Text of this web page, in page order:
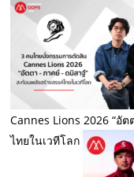
Cannes Lions 2026 “อั
ไทยในเวทีโลก